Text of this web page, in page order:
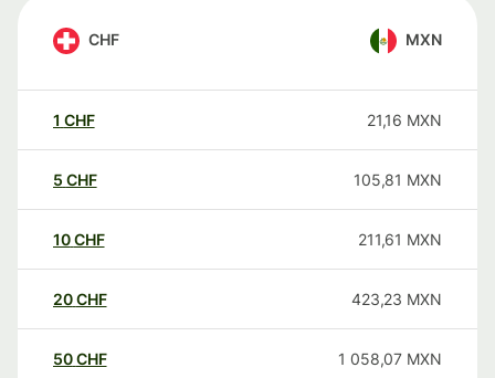
CHF MXN
1 CHF 21,16 MXN
5 CHF 105,81 MXN
10CHF 211,61 MXN
20CHF 423,23 MXN
50CHF 1 058,07 MXN